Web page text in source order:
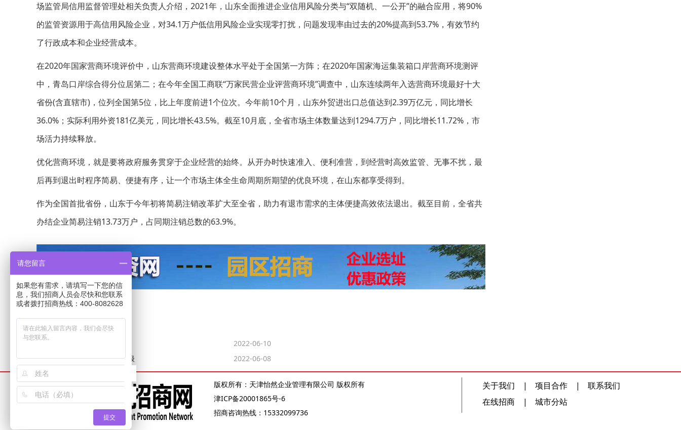
场监管局信用监督管理处相关负责人介绍，2021年，山东全面推进企业信用风险分类与“双随机、一公开”的融合应用，将90%
的监管资源用于高信用风险企业，对34.1万户低信用风险企业实现零打扰，问题发现率由过去的20%提高到53.7%，有效节约
了行政成本和企业经营成本。
在2020年国家营商环境评价中，山东营商环境建设整体水平处于全国第一方阵；在2020年国家海运集装箱口岸营商环境测评
中，青岛口岸综合得分位居第二；在今年全国工商联“万家民营企业评营商环境”调查中，山东连续两年入选营商环境最好十大
省份(含直辖市)，位列全国第5位，比上年度前进1个位次。今年前10个月，山东外贸进出口总值达到2.39万亿元，同比增长
36.0%；实际利用外资181亿美元，同比增长43.5%。截至10月底，全省市场主体数量达到1294.7万户，同比增长11.72%，市
场活力持续释放。
优化营商环境，就是要将政府服务贯穿于企业经营的始终。从开办时快速准入、便利准营，到经营时高效监管、无事不扰，最
后再到退出时程序简易、便捷有序，让一个市场主体全生命周期所期望的优良环境，在山东都享受得到。
作为全国首批省份，山东于今年初将简易注销改革扩大至全省，助力有退市需求的主体便捷高效依法退出。截至目前，全省共
办结企业简易注销13.73万户，占同期注销总数的63.9%。
相关资讯
2022-06-10
山东大项目促进产业升级
2022-06-08
关于我们 | 项目合作 |
联系我们
在线招商
| 城市分站
版权所有：天津怡然企业管理有限公司 版权所有
津ICP备20001865号-6
招商咨询热线： 15332099736
请您留言
如果您有需求，请填写一下您的信
息，我们招商人员会尽快和您联系
或者拨打招商热线：400-8082628
提交